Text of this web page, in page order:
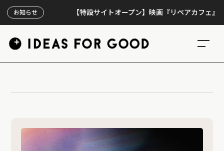
お知らせ 【特設サイトオープン】映画『リペアカフェ』、上